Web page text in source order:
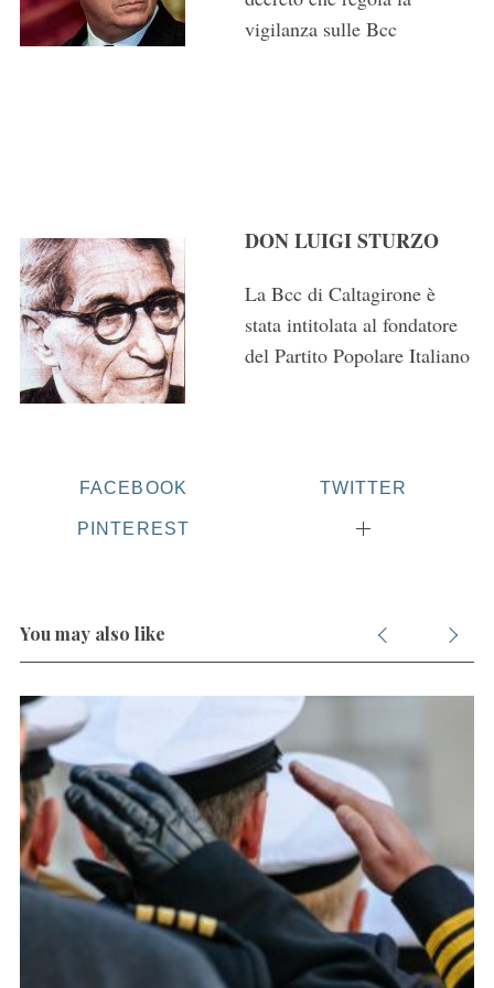
vigilanza sulle Bcc
DON LUIGI STURZO
La Bcc di Caltagirone è
stata intitolata al fondatore
del Partito Popolare Italiano
FACEBOOK TWITTER
PINTEREST
You may also like
S
e
a
r
c